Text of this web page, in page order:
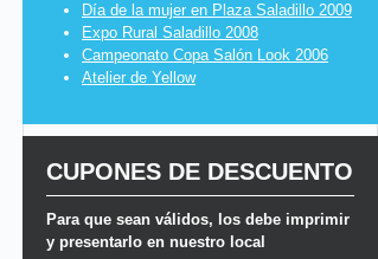
Día de la mujer en Plaza Saladillo 2009
Expo Rural Saladillo 2008
Campeonato Copa Salón Look 2006
Atelier de Yellow
CUPONES DE DESCUENTO
Para que sean válidos, los debe imprimir
y presentarlo en nuestro local